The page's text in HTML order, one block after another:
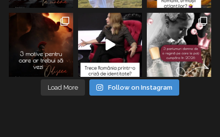
Load More Follow on Instagram